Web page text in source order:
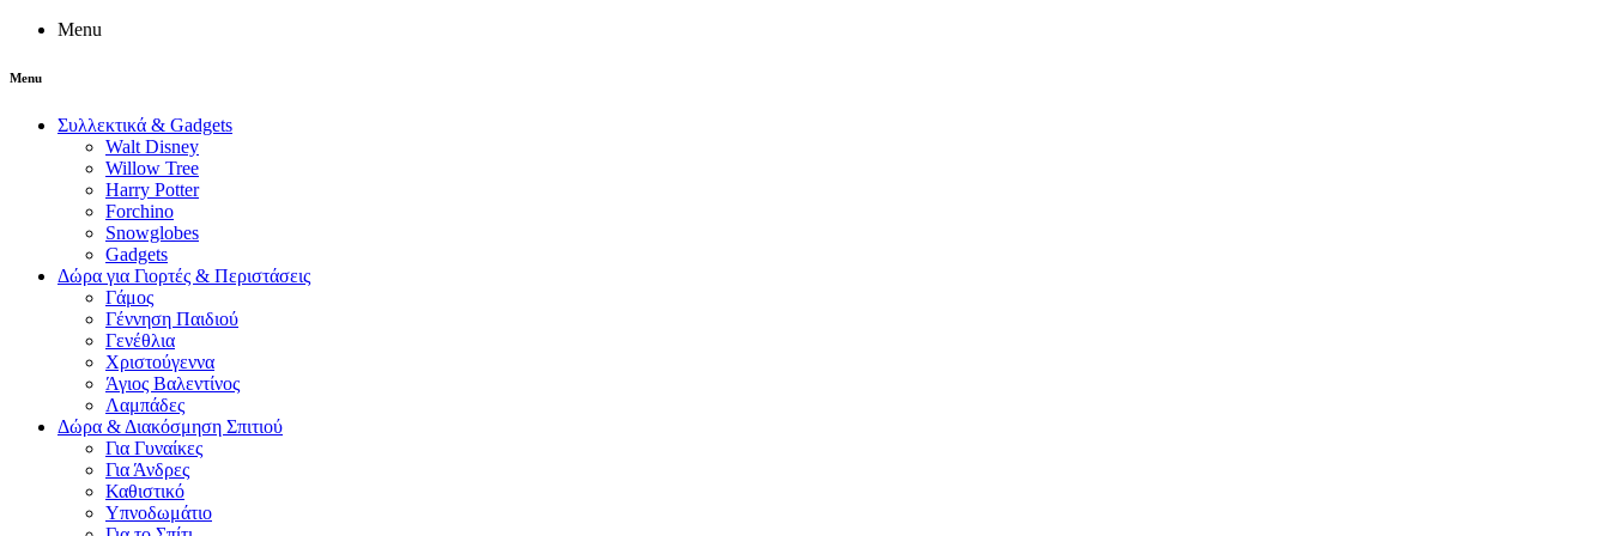
Menu
Menu
Συλλεκτικά & Gadgets
Walt Disney
Willow Tree
Harry Potter
Forchino
Snowglobes
Gadgets
Δώρα για Γιορτές & Περιστάσεις
Γάμος
Γέννηση Παιδιού
Γενέθλια
Χριστούγεννα
Άγιος Βαλεντίνος
Λαμπάδες
Δώρα & Διακόσμηση Σπιτιού
Για Γυναίκες
Για Άνδρες
Καθιστικό
Υπνοδωμάτιο